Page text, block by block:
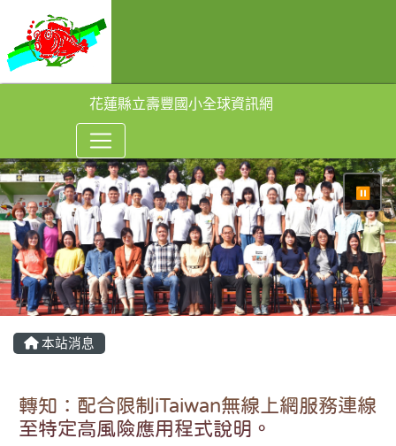
花蓮縣立壽豐國小全球資訊網
⏸
本站消息
轉知：配合限制iTaiwan無線上網服務連線
至特定高風險應用程式說明。